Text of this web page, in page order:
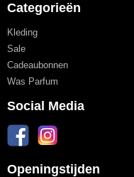
Categorieën
Kleding
Sale
Cadeaubonnen
Was Parfum
Social Media
Openingstijden